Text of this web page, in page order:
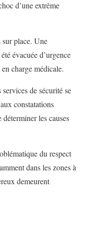
d’une extrême
place. Une
évacuée d’urgence
charge médicale.
de sécurité se
constatations
déterminer les causes
du respect
dans les zones à
demeurent